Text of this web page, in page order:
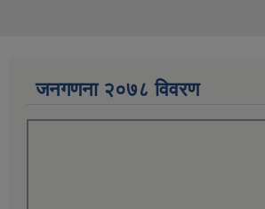
जनगणना २०७८ विवरण